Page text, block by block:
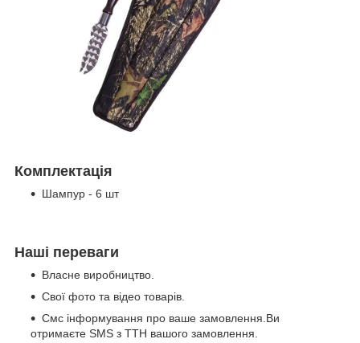
Комплектація
Шампур - 6 шт
Наші переваги
Власне виробництво.
Свої фото та відео товарів.
Смс інформування про ваше замовлення.Ви
отримаєте SMS з ТТН вашого замовлення.